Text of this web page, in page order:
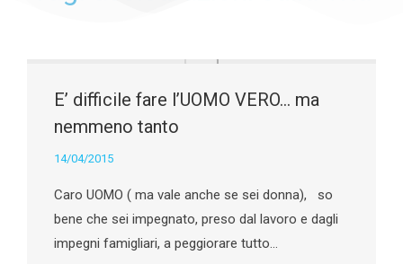
E’ difficile fare l’UOMO VERO… ma
nemmeno tanto
14/04/2015
Caro UOMO ( ma vale anche se sei donna), so
bene che sei impegnato, preso dal lavoro e dagli
impegni famigliari, a peggiorare tutto…